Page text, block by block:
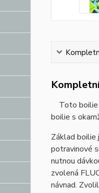
Toto boilie
boilie s
Základ boilie
potravinové
nutnou
zvolená
návnad.